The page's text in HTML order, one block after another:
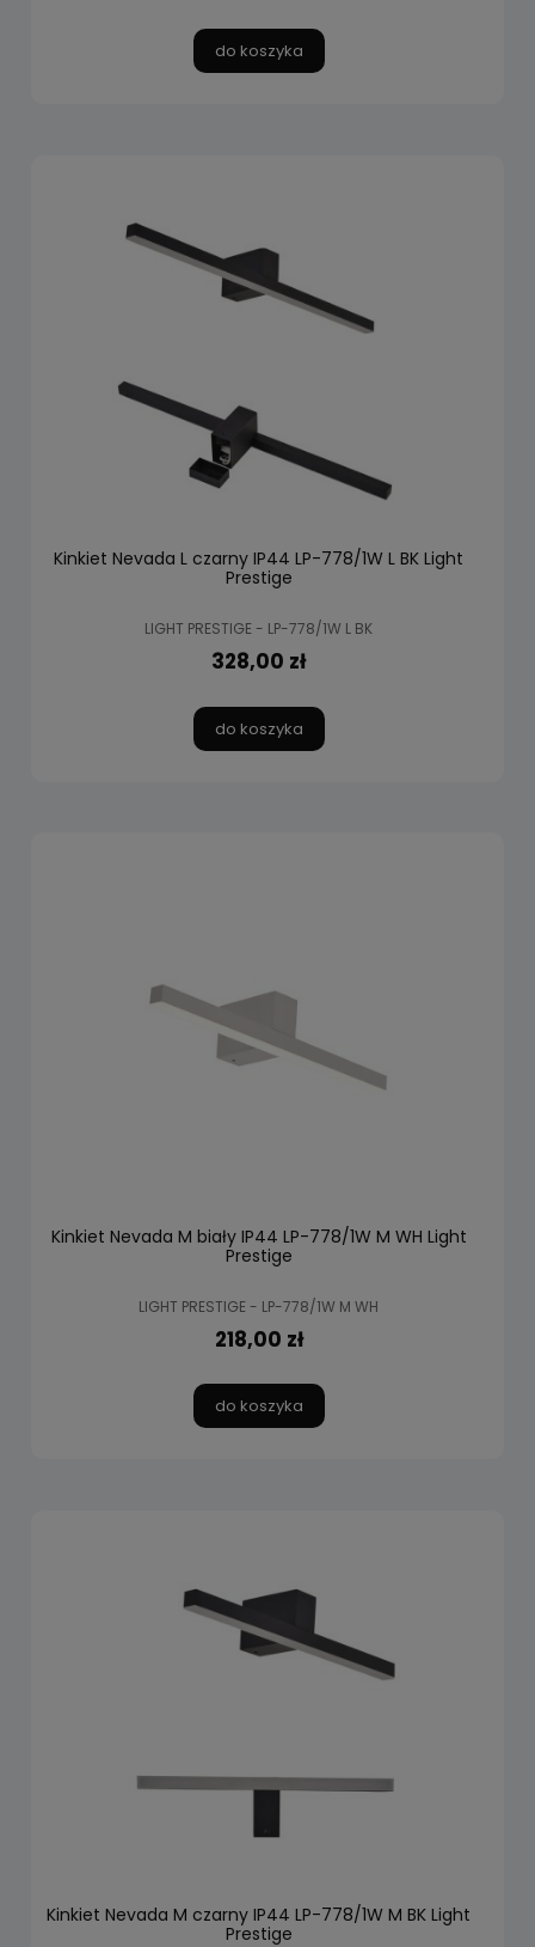
do koszyka
Kinkiet Nevada L czarny IP44 LP-778/1W L BK Light
Prestige
LIGHT PRESTIGE - LP-778/1W L BK
328,00 zł
do koszyka
Kinkiet Nevada M biały IP44 LP-778/1W M WH Light
Prestige
LIGHT PRESTIGE - LP-778/1W M WH
218,00 zł
do koszyka
Kinkiet Nevada M czarny IP44 LP-778/1W M BK Light
Prestige